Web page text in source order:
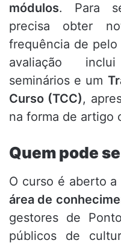
módulos. Para
precisa obter
frequência de pelo
avaliação
seminários e um
Curso (TCC),
na forma de artigo
Quem pode
O curso é aberto a
área de
gestores de
públicos de